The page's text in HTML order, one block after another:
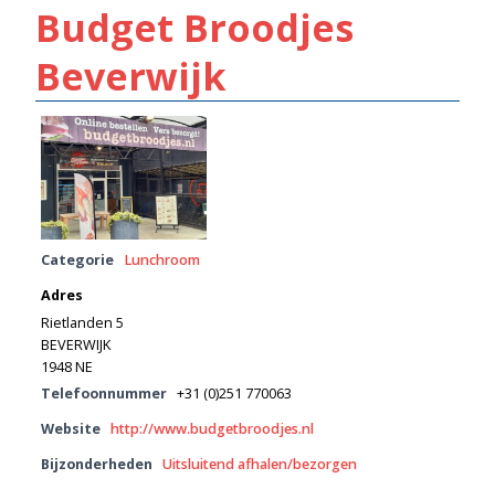
Budget Broodjes
Beverwijk
Categorie Lunchroom
Adres
Rietlanden 5
BEVERWIJK
1948 NE
Telefoonnummer +31 (0)251 770063
Website http://www.budgetbroodjes.nl
Bijzonderheden Uitsluitend afhalen/bezorgen